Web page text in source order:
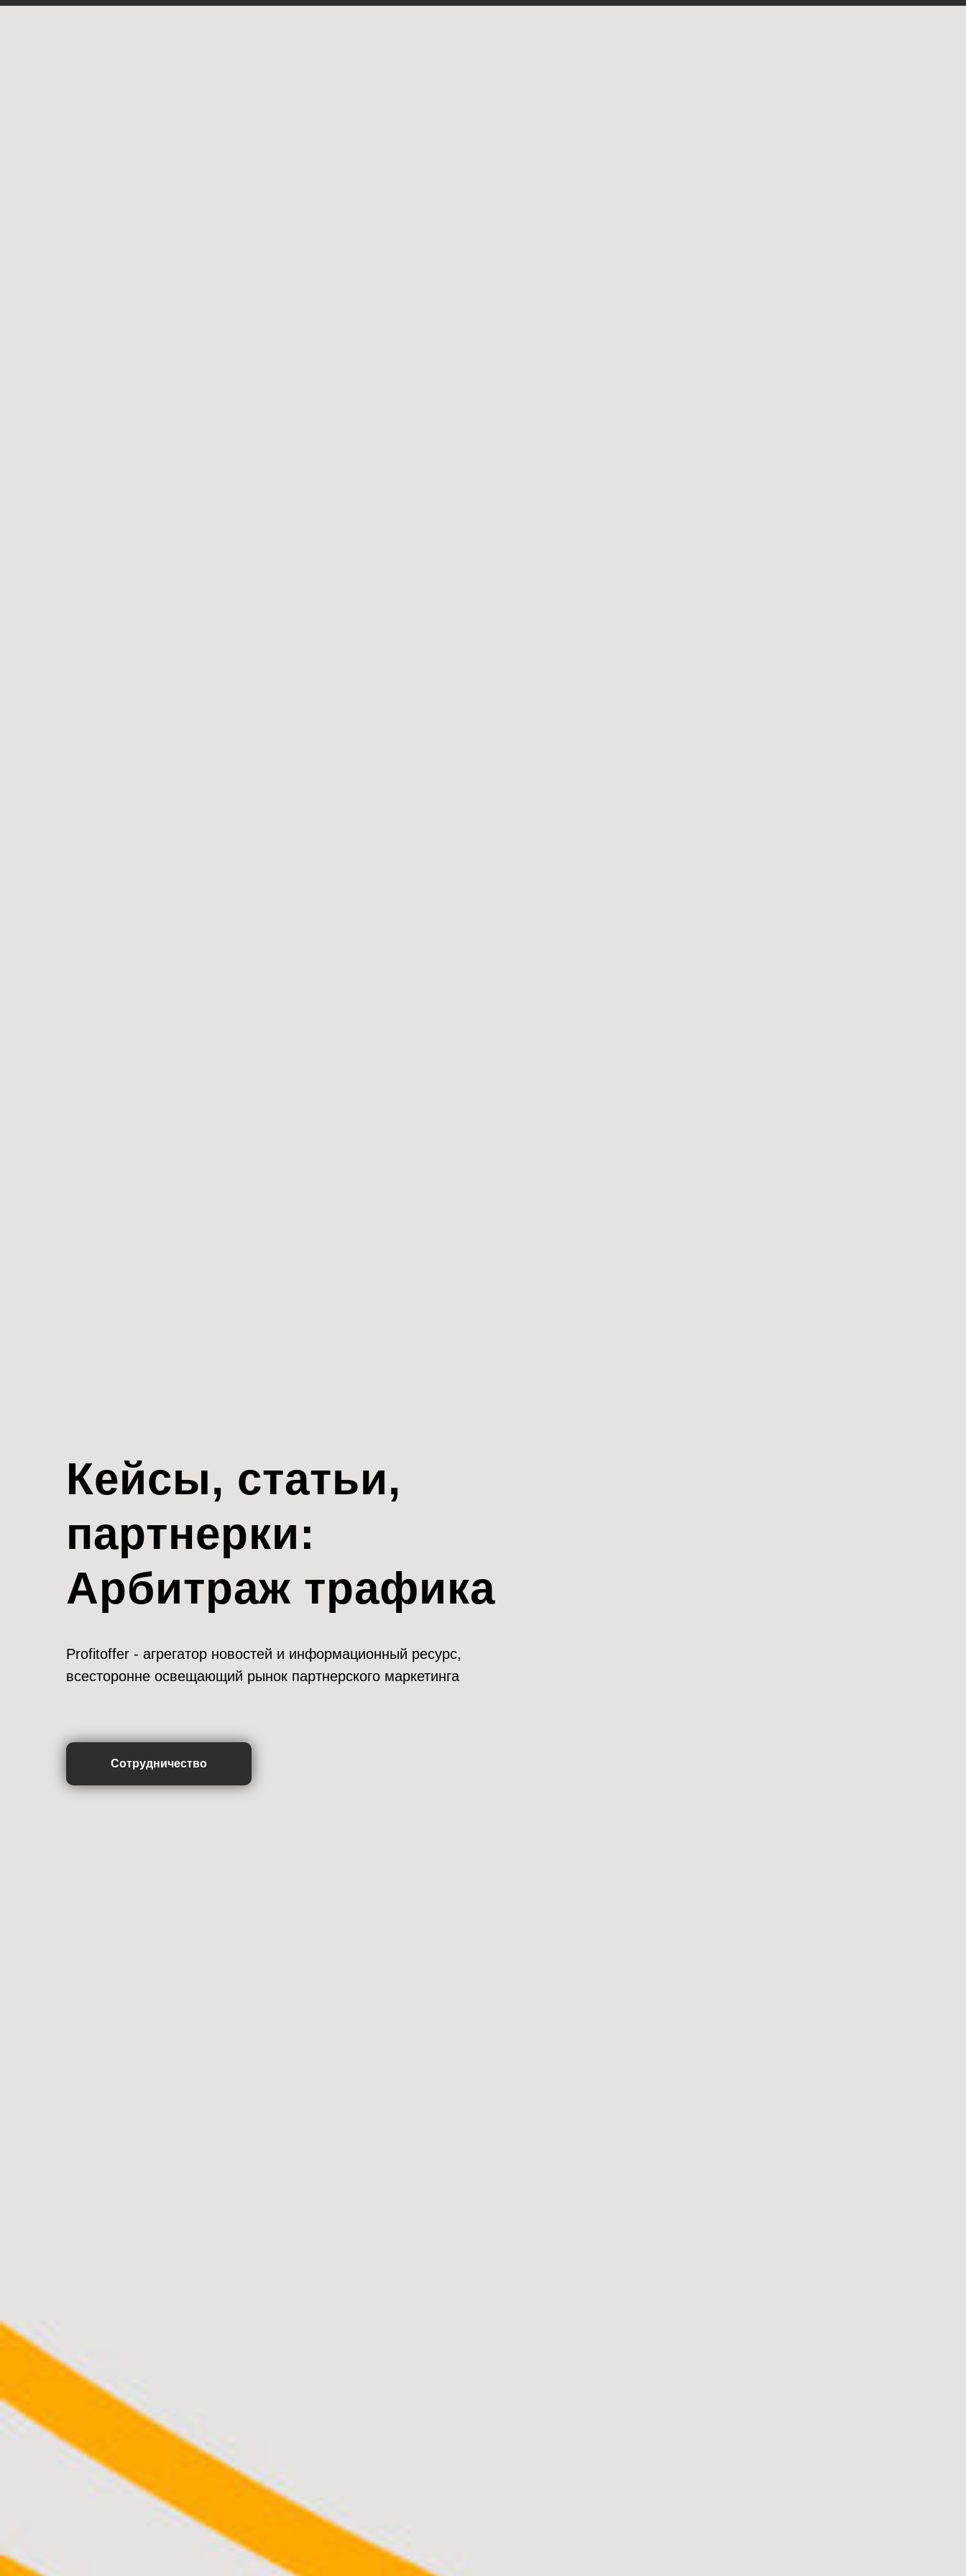
Кейсы, статьи,
партнерки:
Арбитраж трафика
Profitoffer - агрегатор новостей и информационный ресурс,
всесторонне освещающий рынок партнерского маркетинга
Сотрудничество